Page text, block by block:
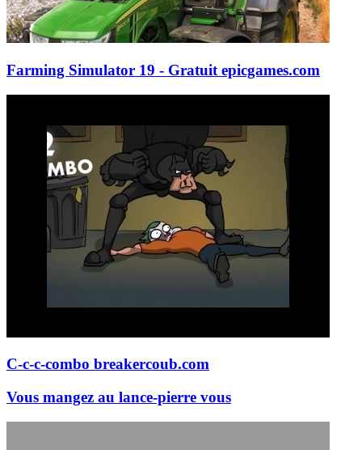
Farming Simulator 19 - Gratuit epicgames.com
C-c-c-combo breakercoub.com
Vous mangez au lance-pierre vous